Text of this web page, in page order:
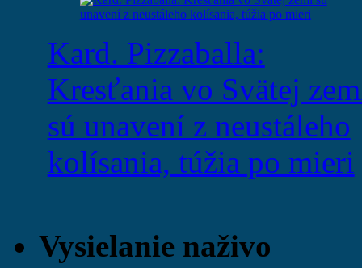
Kard. Pizzaballa:
Kresťania vo Svätej
sú unavení z neustáleho
kolísania, túžia po mieri
Vysielanie naživo